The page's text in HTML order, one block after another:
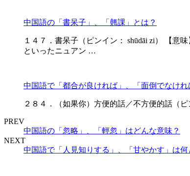
中国語の「書呆子」、「翹課」とは？
１４７．書呆子（ピンイン： shūdāi zi） 【意
といったニュアン …
中国語で「都合が良ければ」、「面倒でなけれ
２８４．（如果你）方便的話／不方便的話（
PREV
中国語の「忽略」、「輕忽」はどんな意味？
NEXT
中国語で「人見知りする」、「甘やかす」は何